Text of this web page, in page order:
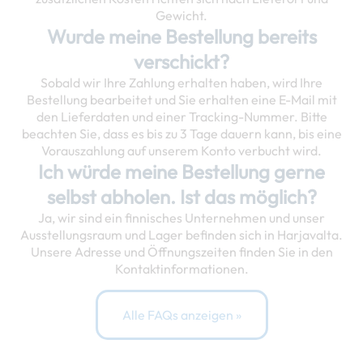
Gewicht.
Wurde meine Bestellung bereits
verschickt?
Sobald wir Ihre Zahlung erhalten haben, wird Ihre
Bestellung bearbeitet und Sie erhalten eine E-Mail mit
den Lieferdaten und einer Tracking-Nummer. Bitte
beachten Sie, dass es bis zu 3 Tage dauern kann, bis eine
Vorauszahlung auf unserem Konto verbucht wird.
Ich würde meine Bestellung gerne
selbst abholen. Ist das möglich?
Ja, wir sind ein finnisches Unternehmen und unser
Ausstellungsraum und Lager befinden sich in Harjavalta.
Unsere Adresse und Öffnungszeiten finden Sie in den
Kontaktinformationen.
Alle FAQs anzeigen »